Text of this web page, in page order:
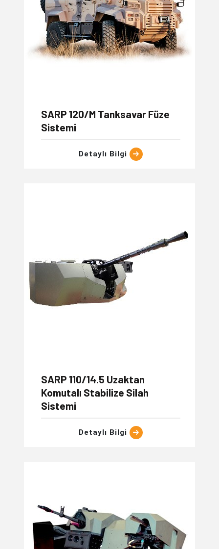
SARP 120/M Tanksavar Füze
Sistemi
Detaylı Bilgi
SARP 110/14.5 Uzaktan
Komutalı Stabilize Silah
Sistemi
Detaylı Bilgi